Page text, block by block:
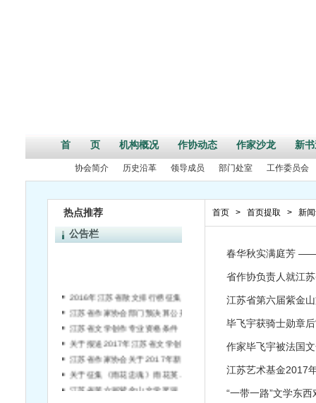
首 页 机构概况 作协动态 作家沙龙 新
协会简介 历史沿革 领导成员 部门处室 工作委员会
热点推荐
公告栏
江苏省作家协会部门预决算公开
江苏省文学创作专业资格条件
首页 > 首页提取 > 新
春华秋实满庭芳
省作协负责人就江
江苏省第六届紫金
毕飞宇获骑士勋章
作家毕飞宇被法国